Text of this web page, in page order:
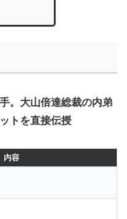
。大山倍達総裁の内弟
トを直接伝授
内容